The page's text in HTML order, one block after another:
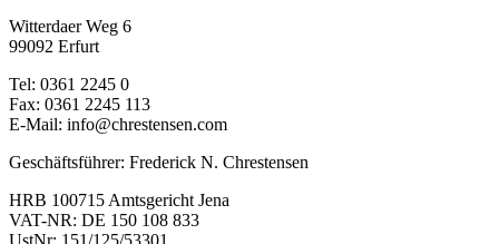
Witterdaer Weg 6
99092 Erfurt
Tel: 0361 2245 0
Fax: 0361 2245 113
E-Mail: info@chrestensen.com
Geschäftsführer: Frederick N. Chrestensen
HRB 100715 Amtsgericht Jena
VAT-NR: DE 150 108 833
UstNr: 151/125/53301